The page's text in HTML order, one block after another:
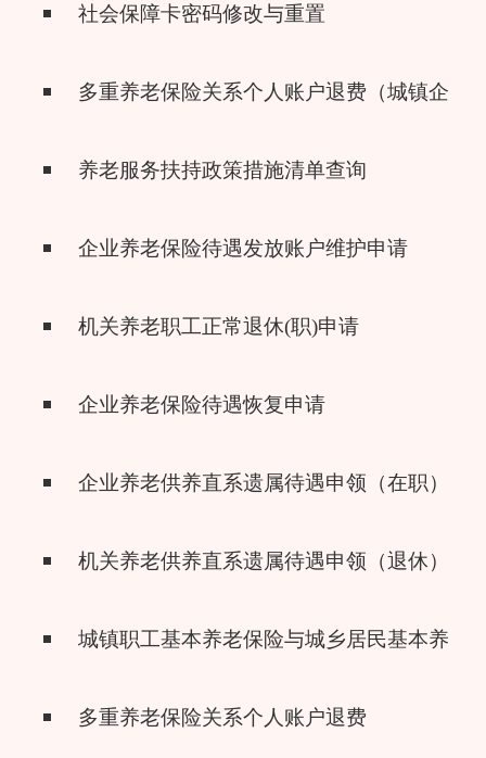
社会保障卡密码修改与重置
多重养老保险关系个人账户退费（城镇企业
养老服务扶持政策措施清单查询
企业养老保险待遇发放账户维护申请
机关养老职工正常退休(职)申请
企业养老保险待遇恢复申请
企业养老供养直系遗属待遇申领（在职）
机关养老供养直系遗属待遇申领（退休）
城镇职工基本养老保险与城乡居民基本养老
多重养老保险关系个人账户退费